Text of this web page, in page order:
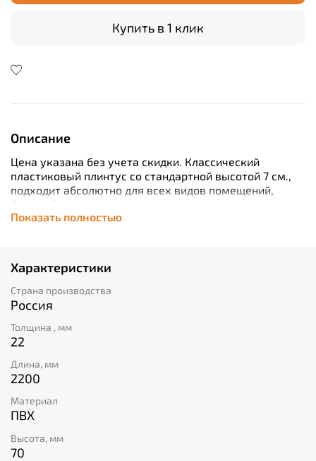
Купить в 1 клик
Описание
Цена указана без учета скидки. Классический
пластиковый плинтус со стандартной высотой 7 см.,
подходит абсолютно для всех видов помещений,
большой ассортимент цветов позволяет определенно
точно подобрать материал под дизайн интерьера и
Показать полностью
Характеристики
Страна производства
Россия
Толщина , мм
22
Длина, мм
2200
Материал
ПВХ
Высота, мм
70